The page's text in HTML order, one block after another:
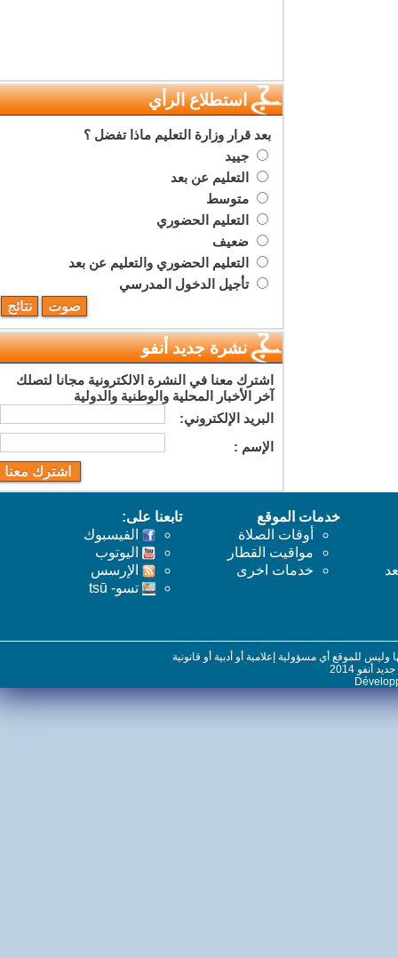
استطلاع الرأي
بعد قرار وزارة التعليم ماذا تفضل ؟
جييد
التعليم عن بعد
متوسط
التعليم الحضوري
ضعيف
التعليم الحضوري والتعليم عن بعد
تأجيل الدخول المدرسي
نشرة جديد أنفو
اشترك معنا في النشرة الالكترونية مجانا لتصلك
آخر الأخبار المحلية والوطنية والدولية
البريد اﻹلكتروني:
اﻹسم :
خدمات الموقع
أوقات الصلاة
مواقيت القطار
خدمات اخرى
تابعنا على:
الفيسبوك
اليوتوب
اﻹرسس
تسو- tsū
للموقع أي مسؤولية إعلامية أو أدبية أو قانونية
2014